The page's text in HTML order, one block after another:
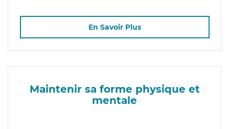
En Savoir Plus
Maintenir sa forme physique et
mentale